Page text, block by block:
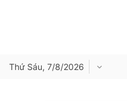
Thứ Sáu, 7/8/2026